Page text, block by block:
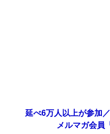
延べ6万人以上が参加
メルマガ会